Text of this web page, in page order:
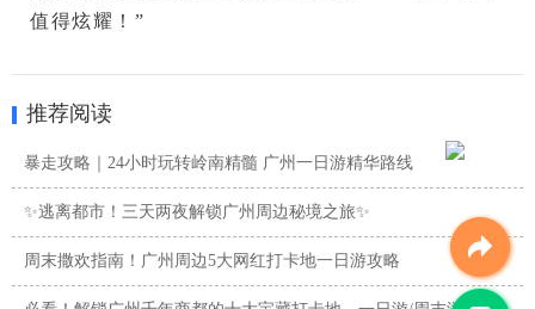
值得炫耀！”
推荐阅读
暴走攻略｜24小时玩转岭南精髓 广州一日游精华路线
✨逃离都市！三天两夜解锁广州周边秘境之旅✨
周末撒欢指南！广州周边5大网红打卡地一日游攻略